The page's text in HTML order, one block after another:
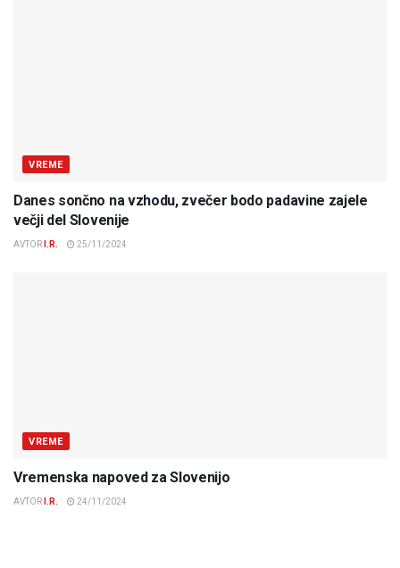
VREME
Danes sončno na vzhodu, zvečer bodo padavine zajele
večji del Slovenije
AVTOR I.R. 25/11/2024
VREME
Vremenska napoved za Slovenijo
AVTOR I.R. 24/11/2024